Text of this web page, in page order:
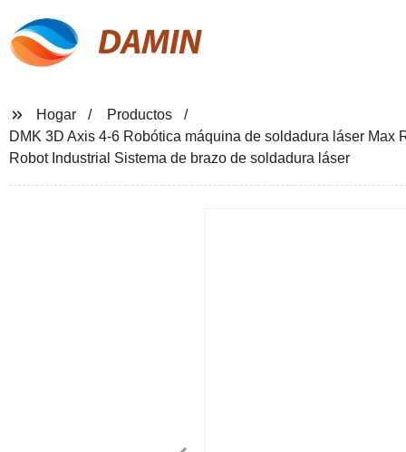
DAMIN
Hogar
Productos
DMK 3D Axis 4-6 Robótica máquina de soldadura láser
Robot Industrial Sistema de brazo de soldadura láser